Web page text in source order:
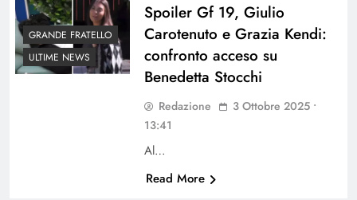
GRANDE FRATELLO
ULTIME NEWS
Spoiler Gf 19, Giulio
Carotenuto e Grazia Kendi:
confronto acceso su
Benedetta Stocchi
Redazione
3 Ottobre 2025 •
13:41
Al…
Read More